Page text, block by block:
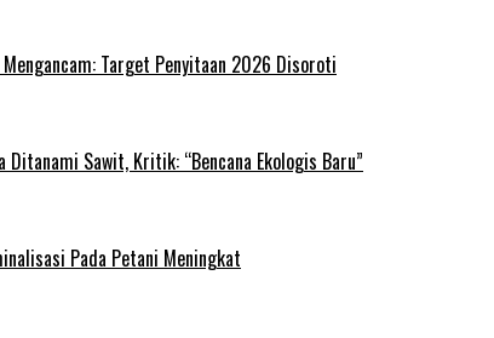
Target Penyitaan 2026 Disoroti
Ditanami Sawit, Kritik: “Bencana Ekologis Baru”
Pada Petani Meningkat